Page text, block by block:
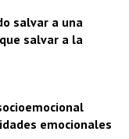
salvar a una
salvar a la
emocionales